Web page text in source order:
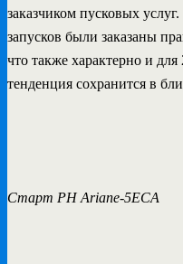
заказчиком пусковых
запусков были заказаны
что также характерно и
тенденция сохранится в
Старт РН Ariane-5ECA